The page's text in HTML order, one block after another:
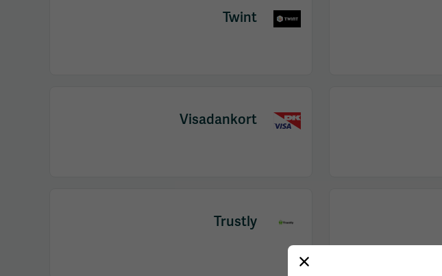
Twint
Visadankort
Trustly